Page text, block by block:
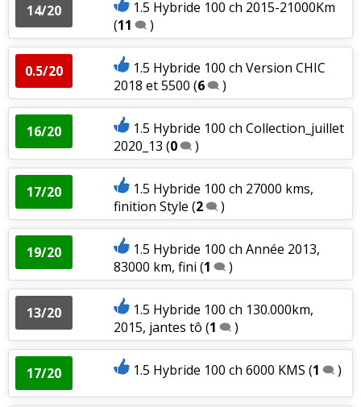
14/20
1.5 Hybride 100 ch 2015-21000Km
(11 )
0.5/20
1.5 Hybride 100 ch Version CHIC
2018 et 5500 (6 )
16/20
1.5 Hybride 100 ch Collection_juillet
2020_13 (0 )
17/20
1.5 Hybride 100 ch 27000 kms,
finition Style (2 )
19/20
1.5 Hybride 100 ch Année 2013,
83000 km, fini (1 )
13/20
1.5 Hybride 100 ch 130.000km,
2015, jantes tô (1 )
17/20 1.5 Hybride 100 ch 6000 KMS (1 )